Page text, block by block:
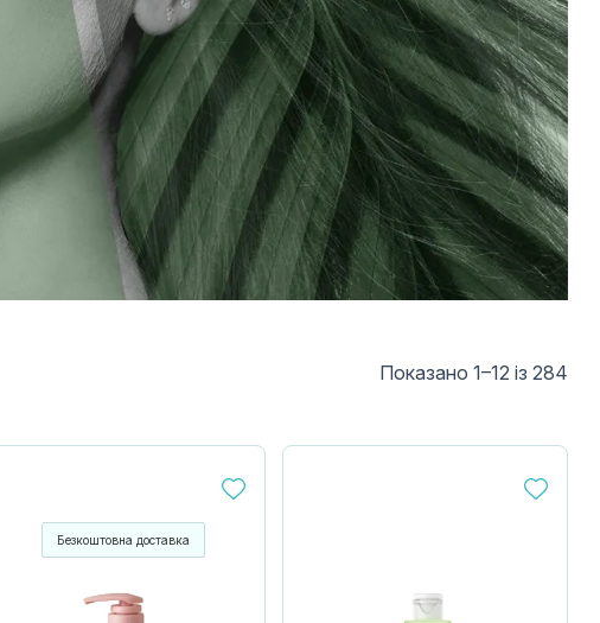
Показано 1–12 із 284
Безкоштовна доставка